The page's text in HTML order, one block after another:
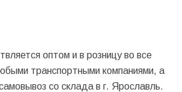
оптом и в розницу во все
транспортными компаниями, а
со склада в г. Ярославль.